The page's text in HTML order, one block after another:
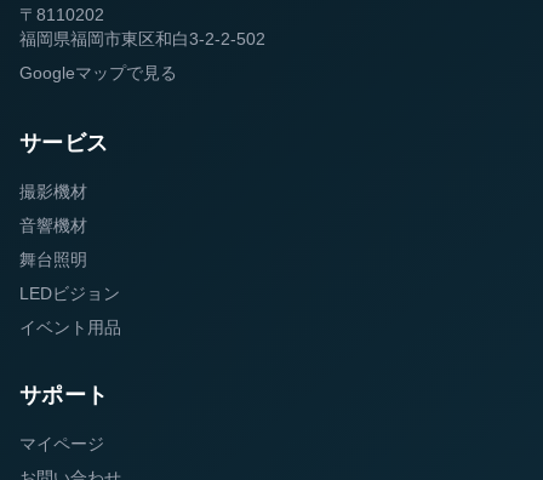
〒8110202
福岡県福岡市東区和白3-2-2-502
Googleマップで見る
サービス
撮影機材
音響機材
舞台照明
LEDビジョン
イベント用品
サポート
マイページ